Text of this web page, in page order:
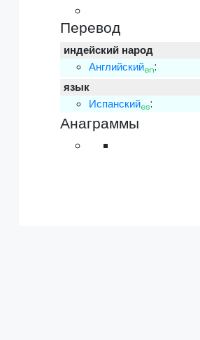
Перевод
индейский народ
Английскийen:
язык
Испанскийes:
Анаграммы